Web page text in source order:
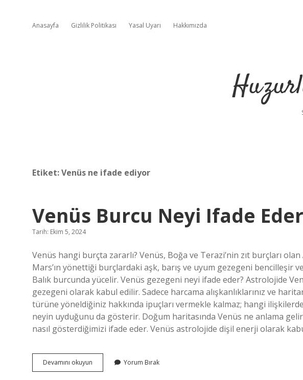
Anasayfa Gizlilik Politikası Yasal Uyarı Hakkımızda
Etiket:Venüs ne ifade ediyor
Venüs Burcu Neyi Ifade Eder
Tarih: Ekim 5, 2024
Venüs hangi burçta zararlı? Venüs, Boğa ve Terazi’nin zıt burçları olan
Mars’ın yönettiği burçlardaki aşk, barış ve uyum gezegeni bencilleşir
Balık burcunda yücelir. Venüs gezegeni neyi ifade eder? Astrolojide
gezegeni olarak kabul edilir. Sadece harcama alışkanlıklarınız ve
türüne yöneldiğiniz hakkında ipuçları vermekle kalmaz; hangi
neyin uyduğunu da gösterir. Doğum haritasında Venüs ne anlama
nasıl gösterdiğimizi ifade eder. Venüs astrolojide dişil enerji olarak
Devamını okuyun
Burcu
Yorum Bırak